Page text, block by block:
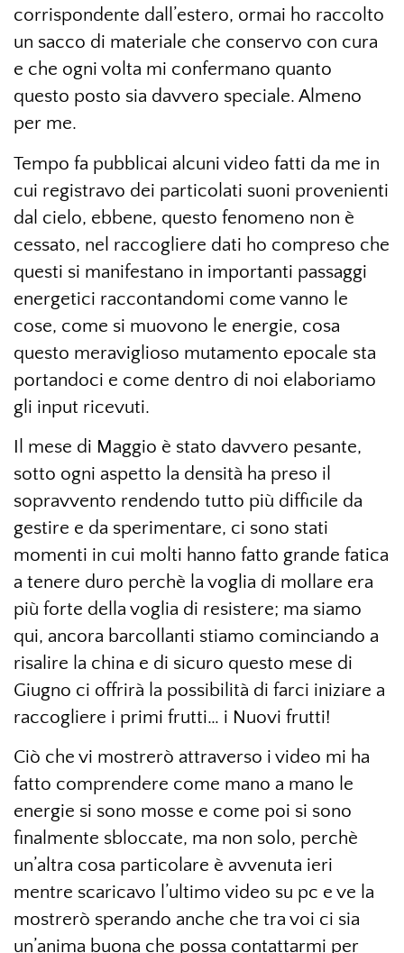
corrispondente dall’estero, ormai ho raccolto
un sacco di materiale che conservo con cura
e che ogni volta mi confermano quanto
questo posto sia davvero speciale. Almeno
per me.
Tempo fa pubblicai alcuni video fatti da me in
cui registravo dei particolati suoni provenienti
dal cielo, ebbene, questo fenomeno non è
cessato, nel raccogliere dati ho compreso che
questi si manifestano in importanti passaggi
energetici raccontandomi come vanno le
cose, come si muovono le energie, cosa
questo meraviglioso mutamento epocale sta
portandoci e come dentro di noi elaboriamo
gli input ricevuti.
Il mese di Maggio è stato davvero pesante,
sotto ogni aspetto la densità ha preso il
sopravvento rendendo tutto più difficile da
gestire e da sperimentare, ci sono stati
momenti in cui molti hanno fatto grande fatica
a tenere duro perchè la voglia di mollare era
più forte della voglia di resistere; ma siamo
qui, ancora barcollanti stiamo cominciando a
risalire la china e di sicuro questo mese di
Giugno ci offrirà la possibilità di farci iniziare a
raccogliere i primi frutti… i Nuovi frutti!
Ciò che vi mostrerò attraverso i video mi ha
fatto comprendere come mano a mano le
energie si sono mosse e come poi si sono
finalmente sbloccate, ma non solo, perchè
un’altra cosa particolare è avvenuta ieri
mentre scaricavo l’ultimo video su pc e ve la
mostrerò sperando anche che tra voi ci sia
un’anima buona che possa contattarmi per